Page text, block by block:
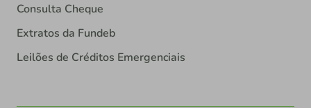
Consulta Cheque
Extratos da Fundeb
Leilões de Créditos Emergenciais